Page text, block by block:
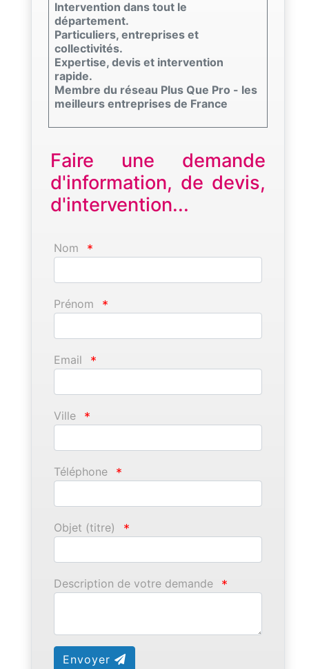
Intervention dans tout le
département.
Particuliers, entreprises et
collectivités.
Expertise, devis et intervention
rapide.
Membre du réseau Plus Que Pro - les
meilleurs entreprises de France
Faire une demande
d'information, de devis,
d'intervention...
Nom *
Prénom *
Email *
Ville *
Téléphone *
Objet (titre) *
Description de votre demande *
Envoyer